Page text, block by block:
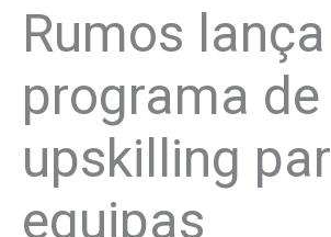
Rumos lança
programa de
upskilling
equipas